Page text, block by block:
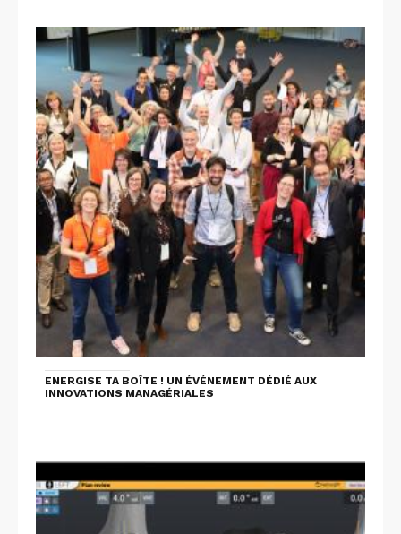
ENERGISE TA BOÎTE ! UN ÉVÉNEMENT DÉDIÉ AUX
INNOVATIONS MANAGÉRIALES